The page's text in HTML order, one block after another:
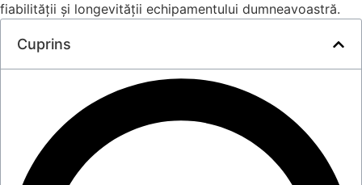
fiabilității și longevității echipamentului dumneavoastră.
Cuprins